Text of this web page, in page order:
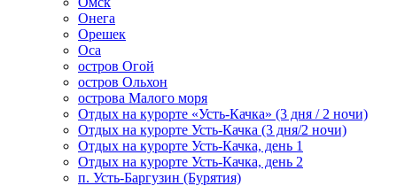
Онега
Орешек
Оса
остров Огой
остров Ольхон
острова Малого моря
Отдых на курорте «Усть-Качка» (3 дня / 2 ночи)
Отдых на курорте Усть-Качка (3 дня/2 ночи)
Отдых на курорте Усть-Качка, день 1
Отдых на курорте Усть-Качка, день 2
п. Усть-Баргузин (Бурятия)